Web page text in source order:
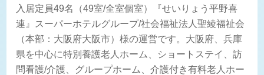
入居定員49名（49室/全室個室）『せいりょう平野喜
連』スーパーホテルグループ/社会福祉法人聖綾福祉会
（本部：大阪府大阪市）様の運営です。大阪府、兵庫
県を中心に特別養護老人ホーム、ショートステイ、訪
問看護/介護、グループホーム、介護付き有料老人ホー